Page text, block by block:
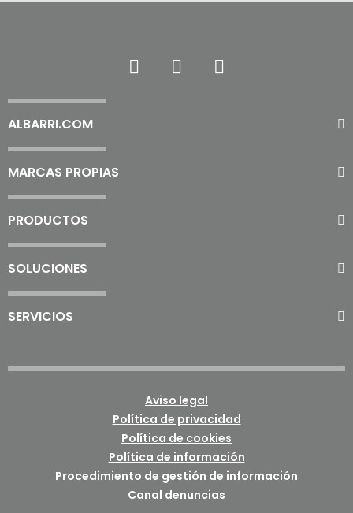
ALBARRI.COM
MARCAS PROPIAS
PRODUCTOS
SOLUCIONES
SERVICIOS
Aviso legal
Política de privacidad
Política de cookies
Política de información
Procedimiento de gestión de información
Canal denuncias